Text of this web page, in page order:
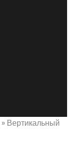
» Вертикальный